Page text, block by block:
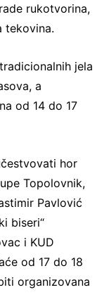
rukotvorina,
tekovina.
jela
a
od 14 do 17
hor
Topolovnik,
Pavlović
biseri“
i KUD
od 17 do 18
organizovana